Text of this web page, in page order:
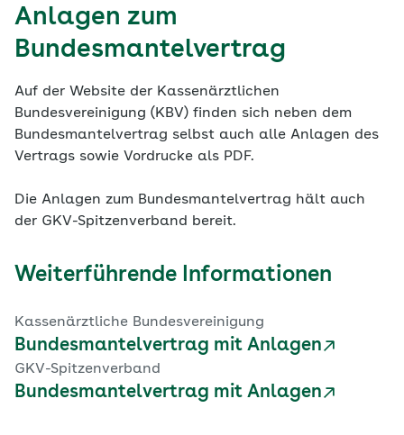
Anlagen zum
Bundesmantelvertrag
Auf der Website der Kassenärztlichen
Bundesvereinigung (KBV) finden sich neben dem
Bundesmantelvertrag selbst auch alle Anlagen des
Vertrags sowie Vordrucke als PDF.
Die Anlagen zum Bundesmantelvertrag hält auch
der GKV-Spitzenverband bereit.
Weiterführende Informationen
Kassenärztliche Bundesvereinigung
Bundesmantelvertrag mit Anlagen
GKV-Spitzenverband
Bundesmantelvertrag mit Anlagen